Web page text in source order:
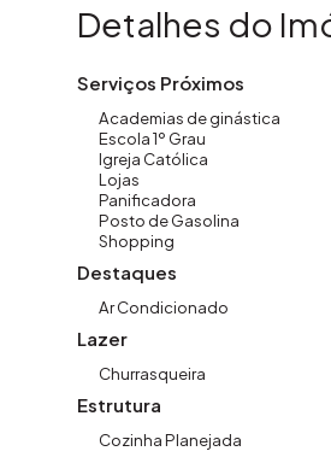
Detalhes do
Serviços Próximos
Academias de ginástica
Escola 1º Grau
Igreja Católica
Lojas
Panificadora
Posto de Gasolina
Shopping
Destaques
Ar Condicionado
Lazer
Churrasqueira
Estrutura
Cozinha Planejada